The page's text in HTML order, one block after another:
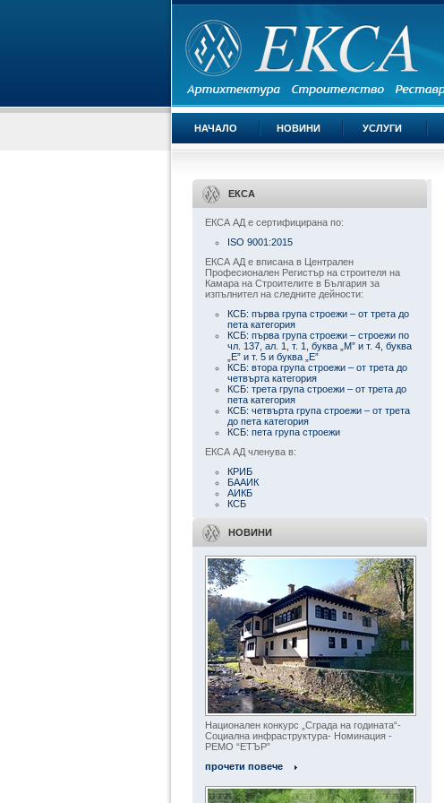
НАЧАЛО НОВИНИ УСЛУГИ
ЕКСА
ЕКСА АД е сертифицирана по:
ISO 9001:2015
ЕКСА АД е вписана в Централен
Професионален Регистър на строителя на
Камара на Строителите в България за
изпълнител на следните дейности:
КСБ: първа група строежи – от трета до
пета категория
КСБ: първа група строежи – строежи по
чл. 137, ал. 1, т. 1, буква „М” и т. 4, буква
„Е” и т. 5 и буква „Е”
КСБ: втора група строежи – от трета до
четвърта категория
КСБ: трета група строежи – от трета до
пета категория
КСБ: четвърта група строежи – от трета
до пета категория
КСБ: пета група строежи
ЕКСА АД членува в:
КРИБ
БААИК
АИКБ
КСБ
НОВИНИ
Национален конкурс „Сграда на годината“-
Социална инфраструктура- Номинация -
РЕМО “ЕТЪР”
прочети повече